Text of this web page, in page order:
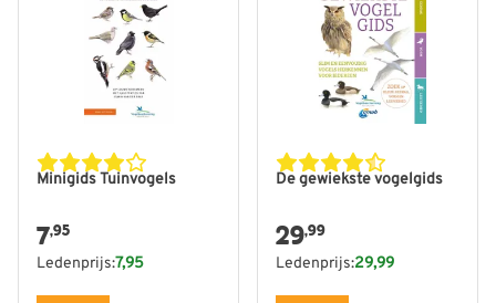
Minigids Tuinvogels
7,95
Ledenprijs:7,95
De gewiekste vogelgids
29,99
Ledenprijs:29,99